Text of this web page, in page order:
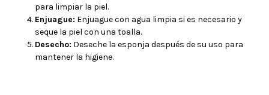
para limpiar la piel.
Enjuague: Enjuague con agua limpia si es necesario y
seque la piel con una toalla.
Desecho: Deseche la esponja después de su uso para
mantener la higiene.